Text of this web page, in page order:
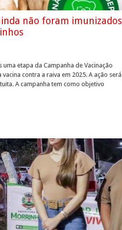
não foram imunizados
etapa da Campanha de Vacinação
contra a raiva em 2025. A ação será
A campanha tem como objetivo